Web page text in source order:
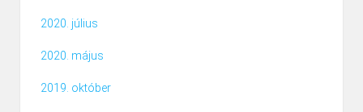
2020. július
2020. május
2019. október